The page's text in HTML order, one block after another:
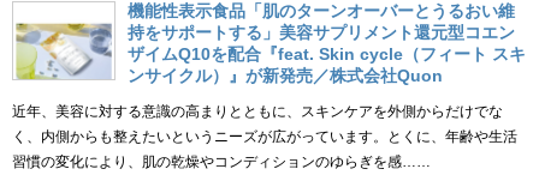
機能性表示食品「肌のターンオーバーとうるおい維
持をサポートする」美容サプリメント還元型コエン
ザイムQ10を配合『feat. Skin cycle（フィート スキ
ンサイクル）』が新発売／株式会社Quon
近年、美容に対する意識の高まりとともに、スキンケアを外側からだけでな
く、内側からも整えたいというニーズが広がっています。とくに、年齢や生活
習慣の変化により、肌の乾燥やコンディションのゆらぎを感……